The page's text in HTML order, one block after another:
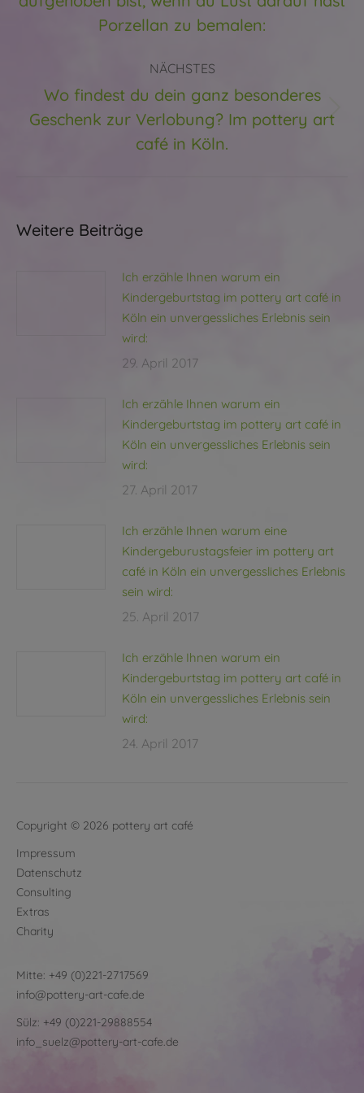
Porzellan zu bemalen:
NÄCHSTES
Nächster
Beitrag:
Wo findest du dein ganz besonderes
Geschenk zur Verlobung? Im pottery art
café in Köln.
Weitere Beiträge
Ich erzähle Ihnen warum ein
Kindergeburtstag im pottery art café in
Köln ein unvergessliches Erlebnis sein
wird:
29. April 2017
Ich erzähle Ihnen warum ein
Kindergeburtstag im pottery art café in
Köln ein unvergessliches Erlebnis sein
wird:
27. April 2017
Ich erzähle Ihnen warum eine
Kindergeburustagsfeier im pottery art
café in Köln ein unvergessliches Erlebnis
sein wird:
25. April 2017
Ich erzähle Ihnen warum ein
Kindergeburtstag im pottery art café in
Köln ein unvergessliches Erlebnis sein
wird:
24. April 2017
Copyright © 2026 pottery art café
Impressum
Datenschutz
Consulting
Extras
Charity
Mitte: +49 (0)221-2717569
info@pottery-art-cafe.de
Sülz: +49 (0)221-29888554
info_suelz@pottery-art-cafe.de